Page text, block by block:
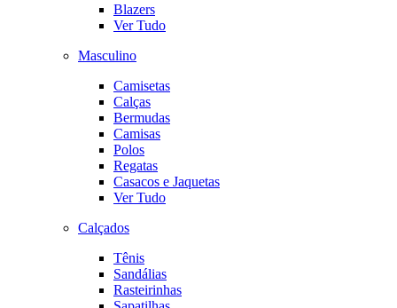
Blazers
Ver Tudo
Masculino
Camisetas
Calças
Bermudas
Camisas
Polos
Regatas
Casacos e Jaquetas
Ver Tudo
Calçados
Tênis
Sandálias
Rasteirinhas